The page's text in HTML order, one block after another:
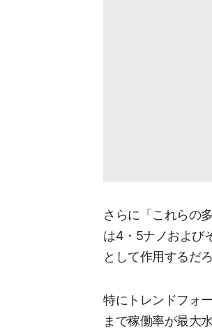
さらに「これらの
は4・5ナノおよび
として作用するだ
特にトレンドフォ
まで稼働率が最大